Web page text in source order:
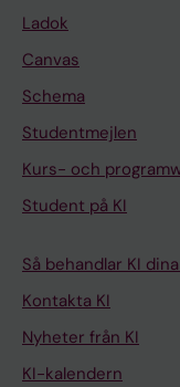
Ladok
Canvas
Schema
Studentmejlen
Kurs- och
Student på KI
Så behandlar KI
Kontakta KI
Nyheter från KI
KI-kalendern